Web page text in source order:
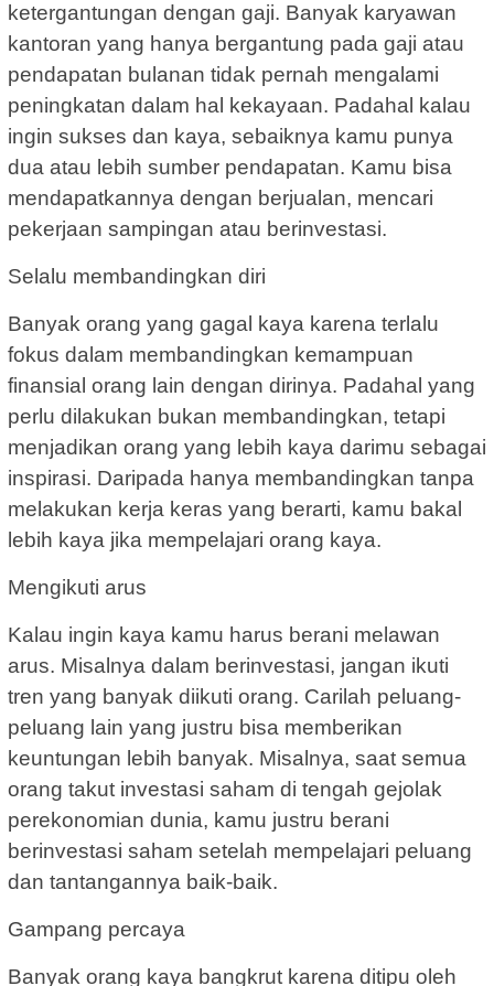
ketergantungan dengan gaji. Banyak karyawan
kantoran yang hanya bergantung pada gaji atau
pendapatan bulanan tidak pernah mengalami
peningkatan dalam hal kekayaan. Padahal kalau
ingin sukses dan kaya, sebaiknya kamu punya
dua atau lebih sumber pendapatan. Kamu bisa
mendapatkannya dengan berjualan, mencari
pekerjaan sampingan atau berinvestasi.
Selalu membandingkan diri
Banyak orang yang gagal kaya karena terlalu
fokus dalam membandingkan kemampuan
finansial orang lain dengan dirinya. Padahal yang
perlu dilakukan bukan membandingkan, tetapi
menjadikan orang yang lebih kaya darimu sebagai
inspirasi. Daripada hanya membandingkan tanpa
melakukan kerja keras yang berarti, kamu bakal
lebih kaya jika mempelajari orang kaya.
Mengikuti arus
Kalau ingin kaya kamu harus berani melawan
arus. Misalnya dalam berinvestasi, jangan ikuti
tren yang banyak diikuti orang. Carilah peluang-
peluang lain yang justru bisa memberikan
keuntungan lebih banyak. Misalnya, saat semua
orang takut investasi saham di tengah gejolak
perekonomian dunia, kamu justru berani
berinvestasi saham setelah mempelajari peluang
dan tantangannya baik-baik.
Gampang percaya
Banyak orang kaya bangkrut karena ditipu oleh